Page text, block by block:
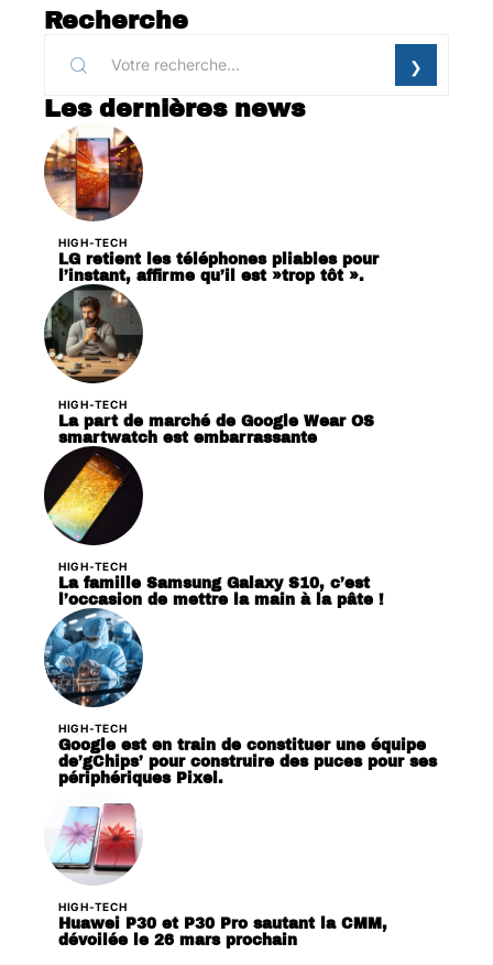
Recherche
Les dernières news
HIGH-TECH
LG retient les téléphones pliables pour
l’instant, affirme qu’il est »trop tôt ».
HIGH-TECH
La part de marché de Google Wear OS
smartwatch est embarrassante
HIGH-TECH
La famille Samsung Galaxy S10, c’est
l’occasion de mettre la main à la pâte !
HIGH-TECH
Google est en train de constituer une équipe
de’gChips’ pour construire des puces pour ses
périphériques Pixel.
HIGH-TECH
Huawei P30 et P30 Pro sautant la CMM,
dévoilée le 26 mars prochain